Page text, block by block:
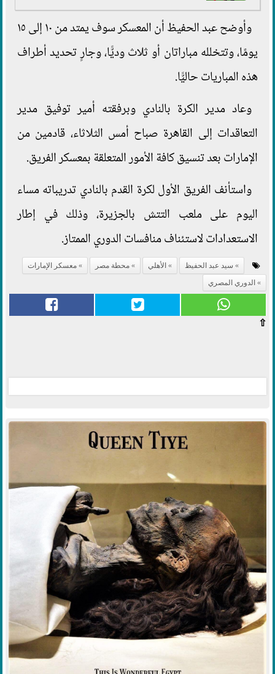
وأوضح عبد الحفيظ أن المعسكر سوف يمتد من ١٠ إلى ١٥
يومًا، وتتخلله مباراتان أو ثلاث وديًّا، وجارٍ تحديد أطراف
هذه المباريات حاليًّا.
وعاد مدير الكرة بالنادي وبرفقته أمير توفيق مدير
التعاقدات إلى القاهرة صباح أمس الثلاثاء، قادمين من
الإمارات بعد تنسيق كافة الأمور المتعلقة بمعسكر الفريق.
واستأنف الفريق الأول لكرة القدم بالنادي تدريباته مساء
اليوم على ملعب التتش بالجزيرة، وذلك في إطار
الاستعدادات لاستئناف منافسات الدوري الممتاز.
سيد عبد الحفيظ الأهلي محطة مصر
معسكر الإمارات
الدوري المصري
⇧